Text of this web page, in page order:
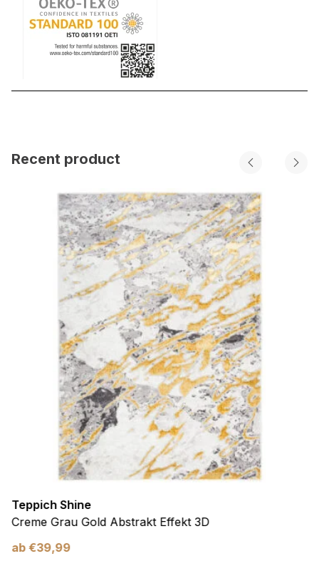
Recent product
Teppich Shine
Creme Grau Gold Abstrakt Effekt 3D
ab €39,99